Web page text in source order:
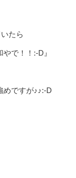
たら
で！！:-D』
ですが♪♪:-D